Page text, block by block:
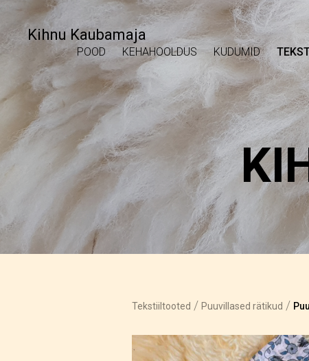
Kihnu Kaubamaja
POOD KEHAHOOLDUS KUDUMID
Tekstiiltooted / Puuvillased rätikud /